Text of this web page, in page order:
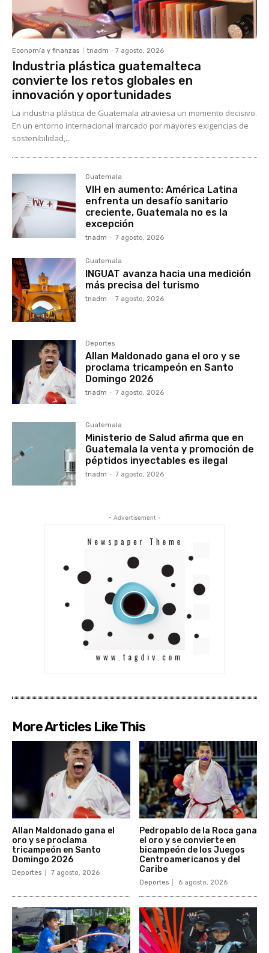
Economía y finanzas tnadm - 7 agosto, 2026
Industria plástica guatemalteca
convierte los retos globales en
innovación y oportunidades
La industria plástica de Guatemala atraviesa un momento decisivo.
En un entorno internacional marcado por mayores exigencias de
sostenibilidad,...
Guatemala
VIH en aumento: América Latina
enfrenta un desafío sanitario
creciente, Guatemala no es la
excepción
tnadm - 7 agosto, 2026
Guatemala
INGUAT avanza hacia una medición
más precisa del turismo
tnadm - 7 agosto, 2026
Deportes
Allan Maldonado gana el oro y se
proclama tricampeón en Santo
Domingo 2026
tnadm - 7 agosto, 2026
Guatemala
Ministerio de Salud afirma que en
Guatemala la venta y promoción de
péptidos inyectables es ilegal
tnadm - 7 agosto, 2026
- Advertisement -
More Articles Like This
Allan Maldonado gana el
oro y se proclama
tricampeón en Santo
Domingo 2026
Deportes 7 agosto, 2026
Pedropablo de la Roca gana
el oro y se convierte en
bicampeón de los Juegos
Centroamericanos y del
Caribe
Deportes 6 agosto, 2026